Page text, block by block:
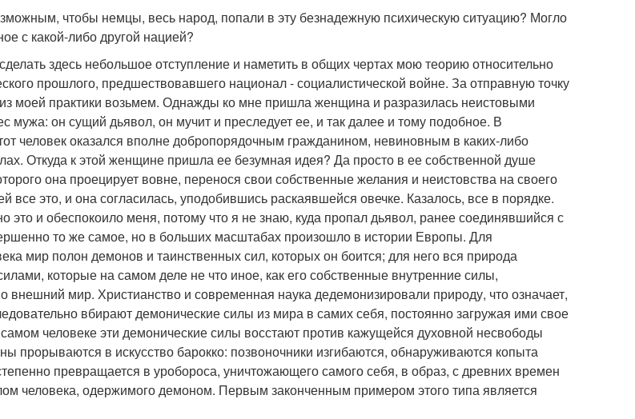
чтобы немцы, весь народ, попали в эту безнадежную психическую ситуацию? Могло
с какой-либо другой нацией?
здесь небольшое отступление и наметить в общих чертах мою теорию относительно
прошлого, предшествовавшего национал - социалистической войне. За отправную точку
моей практики возьмем. Однажды ко мне пришла женщина и разразилась неистовыми
мужа: он сущий дьявол, он мучит и преследует ее, и так далее и тому подобное. В
человек оказался вполне добропорядочным гражданином, невиновным в каких-либо
Откуда к этой женщине пришла ее безумная идея? Да просто в ее собственной душе
она проецирует вовне, перенося свои собственные желания и неистовства на своего
все это, и она согласилась, уподобившись раскаявшейся овечке. Казалось, все в порядке.
это и обеспокоило меня, потому что я не знаю, куда пропал дьявол, ранее соединявшийся с
то же самое, но в больших масштабах произошло в истории Европы. Для
мир полон демонов и таинственных сил, которых он боится; для него вся природа
которые на самом деле не что иное, как его собственные внутренние силы,
внешний мир. Христианство и современная наука дедемонизировали природу, что означает,
вбирают демонические силы из мира в самих себя, постоянно загружая ими свое
человеке эти демонические силы восстают против кажущейся духовной несвободы
прорываются в искусство барокко: позвоночники изгибаются, обнаруживаются копыта
превращается в уробороса, уничтожающего самого себя, в образ, с древних времен
человека, одержимого демоном. Первым законченным примером этого типа является